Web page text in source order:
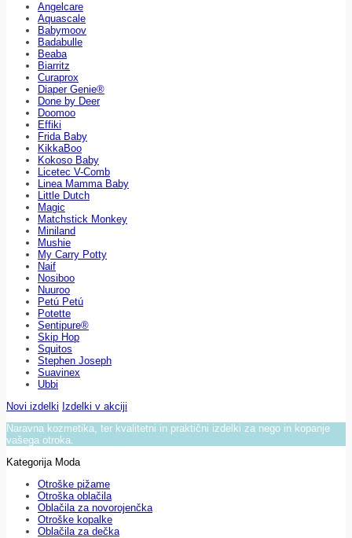
Angelcare
Aquascale
Babymoov
Badabulle
Beaba
Biarritz
Curaprox
Diaper Genie®
Done by Deer
Doomoo
Effiki
Frida Baby
KikkaBoo
Kokoso Baby
Licetec V-Comb
Linea Mamma Baby
Little Dutch
Magic
Matchstick Monkey
Miniland
Mushie
My Carry Potty
Naif
Nosiboo
Nuuroo
Petú Petú
Potette
Sentipure®
Skip Hop
Squitos
Stephen Joseph
Suavinex
Ubbi
Novi izdelki Izdelki v akciji
Naravna kozmetika, ter kvalitetni in praktični izdelki za nego in kopanje
vašega otroka.
Kategorija Moda
Otroške pižame
Otroška oblačila
Oblačila za novorojenčka
Otroške kopalke
Oblačila za dečka